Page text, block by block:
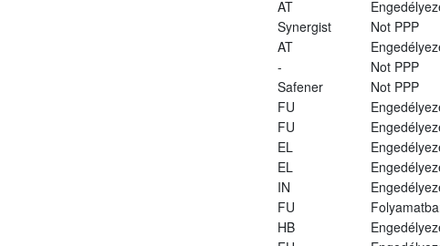
AT
Synergist Not PPP
AT
- Not PPP
Safener Not PPP
FU
FU
EL
EL
IN
FU
HB